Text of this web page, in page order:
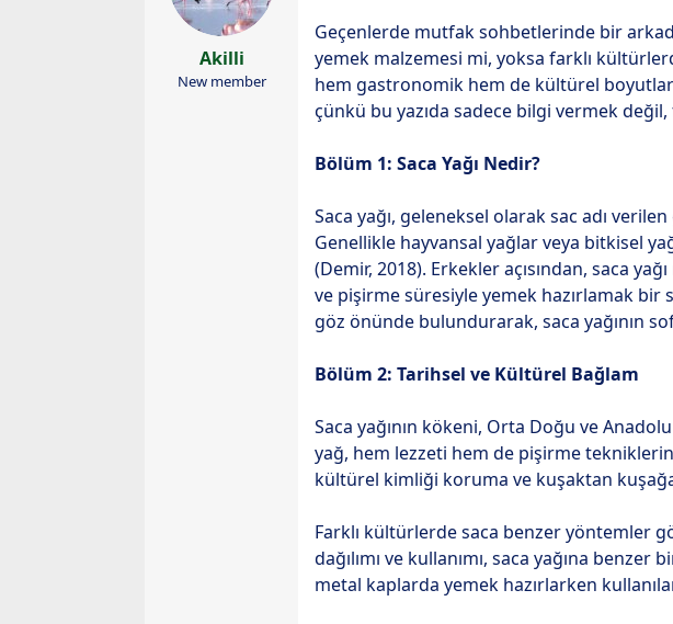
n
g
ı
ç
Akilli
New member
Geçenlerde mutfak sohbetlerinde bir
yemek malzemesi mi, yoksa farklı
hem gastronomik hem de kültürel
çünkü bu yazıda sadece bilgi vermek
Bölüm 1: Saca Yağı Nedir?
Saca yağı, geleneksel olarak sac adı
Genellikle hayvansal yağlar veya bitkisel
(Demir, 2018). Erkekler açısından, saca
ve pişirme süresiyle yemek hazırlamak bir
göz önünde bulundurarak, saca yağının
Bölüm 2: Tarihsel ve Kültürel Bağlam
Saca yağının kökeni, Orta Doğu ve
yağ, hem lezzeti hem de pişirme
kültürel kimliği koruma ve kuşaktan
Farklı kültürlerde saca benzer yöntemler
dağılımı ve kullanımı, saca yağına
metal kaplarda yemek hazırlarken